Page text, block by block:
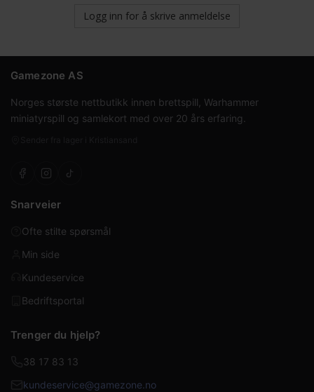
Logg inn for å skrive anmeldelse
Gamezone AS
Norges største nettbutikk innen brettspill, Warhammer
miniatyrspill og samlekort med over 20 års erfaring.
Snarveier
Ofte stilte spørsmål
Min side
Kundeservice
Bedriftsportal
Trenger du hjelp?
38 17 83 13
kundeservice@gamezone.no